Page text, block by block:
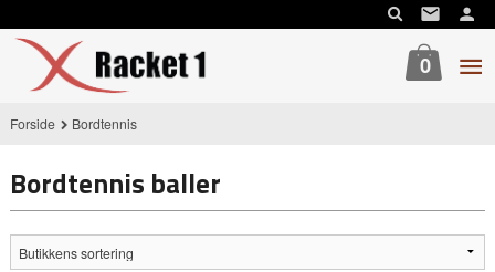
til
innholdet
0
Forside Bordtennis
Bordtennis baller